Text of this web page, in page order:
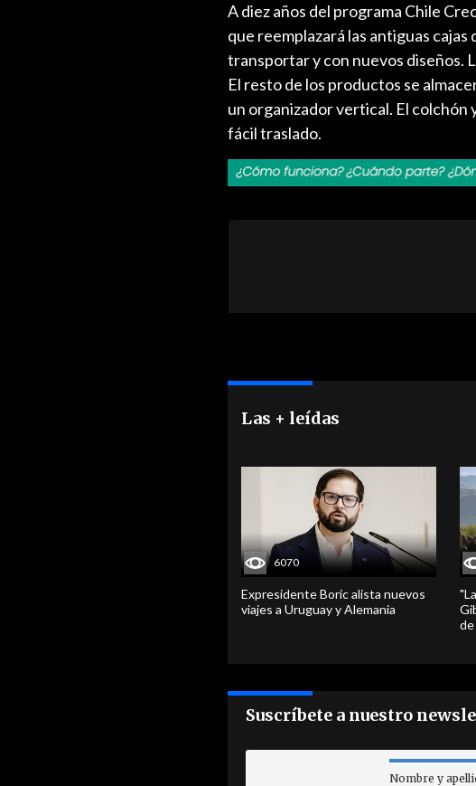
A diez años del programa Chile
que reemplazará las antiguas
transportar y con nuevos diseños.
El resto de los productos se
un organizador vertical. El colchón
fácil traslado.
Las + leídas
6070
Expresidente Boric alista nuevos
viajes a Uruguay y Alemania
Suscríbete a nuestro
Nombre y